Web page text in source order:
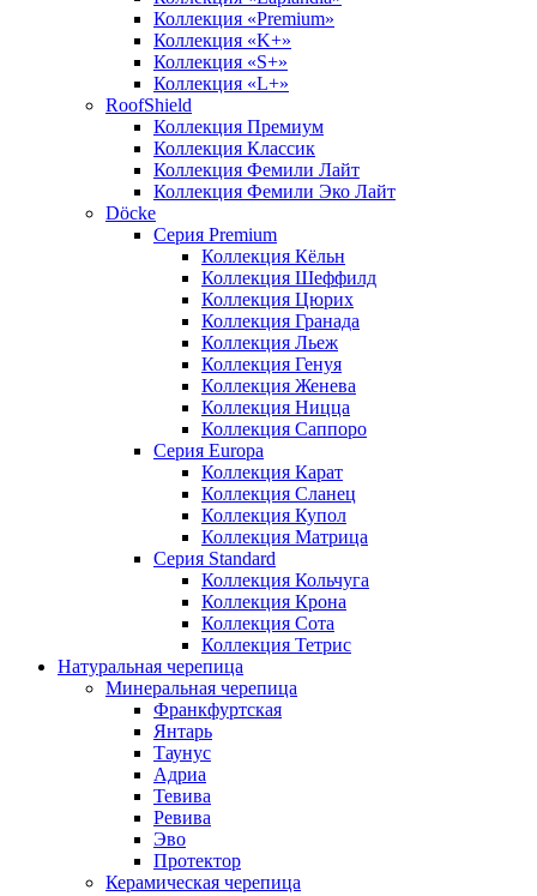
Коллекция «Premium»
Коллекция «K+»
Коллекция «S+»
Коллекция «L+»
RoofShield
Коллекция Премиум
Коллекция Классик
Коллекция Фемили Лайт
Коллекция Фемили Эко Лайт
Döcke
Серия Premium
Коллекция Кёльн
Коллекция Шеффилд
Коллекция Цюрих
Коллекция Гранада
Коллекция Льеж
Коллекция Генуя
Коллекция Женева
Коллекция Ницца
Коллекция Саппоро
Серия Europa
Коллекция Карат
Коллекция Сланец
Коллекция Купол
Коллекция Матрица
Серия Standard
Коллекция Кольчуга
Коллекция Крона
Коллекция Сота
Коллекция Тетрис
Натуральная черепица
Минеральная черепица
Франкфуртская
Янтарь
Таунус
Адриа
Тевива
Ревива
Эво
Протектор
Керамическая черепица